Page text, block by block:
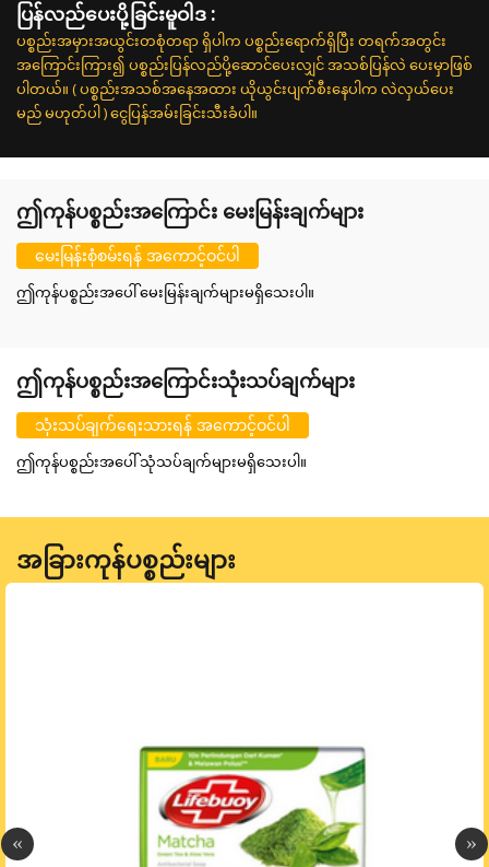
ပြန်လည်ပေးပို့ခြင်းမူဝါဒ :
ပစ္စည်းအမှားအယွင်းတစုံတရာ ရှိပါက ပစ္စည်းရောက်ရှိပြီး တရက်အတွင်း
အကြောင်းကြား၍ ပစ္စည်းပြန်လည်ပို့ဆောင်ပေးလျှင် အသစ်ပြန်လဲ ပေးမှာဖြစ်
ပါတယ်။ ( ပစ္စည်းအသစ်အနေအထား ယိုယွင်းပျက်စီးနေပါက လဲလှယ်ပေး
မည် မဟုတ်ပါ ) ငွေပြန်အမ်းခြင်းသီးခံပါ။
ဤကုန်ပစ္စည်းအကြောင်း မေးမြန်းချက်များ
မေးမြန်းစုံစမ်းရန် အကောင့်ဝင်ပါ
ဤကုန်ပစ္စည်းအပေါ် မေးမြန်းချက်များမရှိသေးပါ။
ဤကုန်ပစ္စည်းအကြောင်းသုံးသပ်ချက်များ
သုံးသပ်ချက်ရေးသားရန် အကောင့်ဝင်ပါ
ဤကုန်ပစ္စည်းအပေါ် သုံသပ်ချက်များမရှိသေးပါ။
အခြားကုန်ပစ္စည်းများ